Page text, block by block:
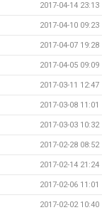
2017-04-14 23:13
2017-04-10 09:23
2017-04-07 19:28
2017-04-05 09:09
2017-03-11 12:47
2017-03-08 11:01
2017-03-03 10:32
2017-02-28 08:52
2017-02-14 21:24
2017-02-06 11:01
2017-02-02 10:40